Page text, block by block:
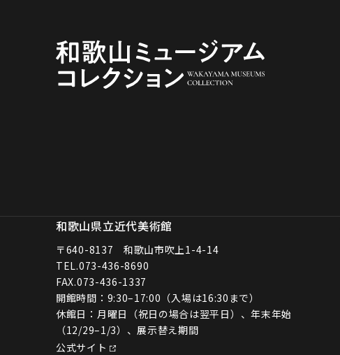
和歌山県立近代美術館
〒640-8137 和歌山市吹上1-4-14
TEL.073-436-8690
FAX.073-436-1337
開館時間：9:30–17:00（入場は16:30まで）
休館日：月曜日（祝日の場合は翌平日）、年末年始
（12/29–1/3）、展示替え期間
公式サイト